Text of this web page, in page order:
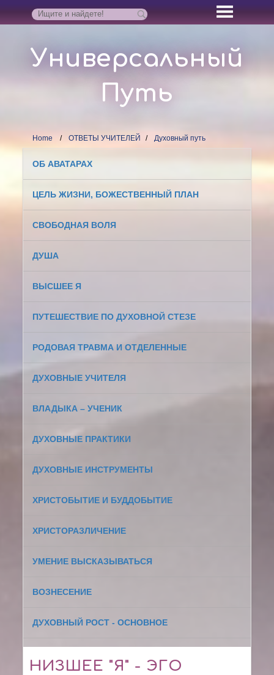
Универсальный
Путь
Home ОТВЕТЫ УЧИТЕЛЕЙ Духовный путь
ОБ АВАТАРАХ
ЦЕЛЬ ЖИЗНИ, БОЖЕСТВЕННЫЙ ПЛАН
СВОБОДНАЯ ВОЛЯ
ДУША
ВЫСШЕЕ Я
ПУТЕШЕСТВИЕ ПО ДУХОВНОЙ СТЕЗЕ
РОДОВАЯ ТРАВМА И ОТДЕЛЕННЫЕ
ДУХОВНЫЕ УЧИТЕЛЯ
ВЛАДЫКА – УЧЕНИК
ДУХОВНЫЕ ПРАКТИКИ
ДУХОВНЫЕ ИНСТРУМЕНТЫ
ХРИСТОБЫТИЕ И БУДДОБЫТИЕ
ХРИСТОРАЗЛИЧЕНИЕ
УМЕНИЕ ВЫСКАЗЫВАТЬСЯ
ВОЗНЕСЕНИЕ
ДУХОВНЫЙ РОСТ - ОСНОВНОЕ
НИЗШЕЕ "Я" - ЭГО